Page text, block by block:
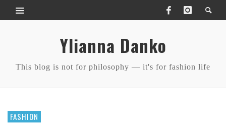
Ylianna Danko
This blog is not for philosophy — it's for fashion life
FASHION